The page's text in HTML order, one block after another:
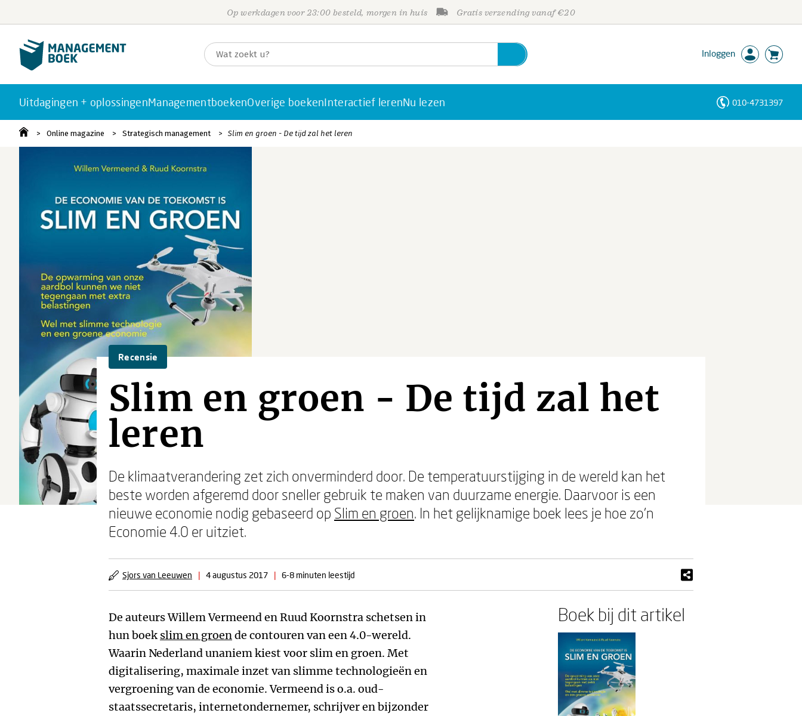
Op werkdagen voor 23:00 besteld, morgen in huis Gratis verzending vanaf €20
Inloggen
Uitdagingen + oplossingenManagementboekenOverige boekenInteractief lerenNu lezen 010-4731397
Online magazine Strategisch management Slim en groen - De tijd zal het leren
Recensie
Slim en groen - De tijd zal het
leren
De klimaatverandering zet zich onverminderd door. De temperatuurstijging in de wereld kan het
beste worden afgeremd door sneller gebruik te maken van duurzame energie. Daarvoor is een
nieuwe economie nodig gebaseerd op Slim en groen. In het gelijknamige boek lees je hoe zo’n
Economie 4.0 er uitziet.
Sjors van Leeuwen | 4 augustus 2017 | 6-8 minuten leestijd
De auteurs Willem Vermeend en Ruud Koornstra schetsen in
hun boekslim en groende contouren van een 4.0-wereld.
Waarin Nederland unaniem kiest voor slim en groen. Met
digitalisering, maximale inzet van slimme technologieën en
vergroening van de economie. Vermeend is o.a. oud-
staatssecretaris, internetondernemer, schrijver en bijzonder
Boek bij dit artikel
Personen